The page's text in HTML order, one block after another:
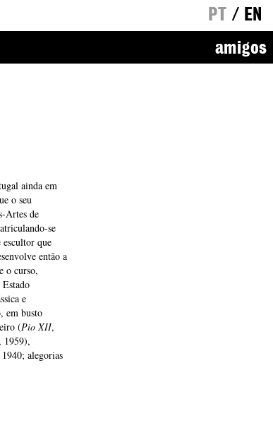
PT / EN
amigos
ainda em
o seu
Artes de
se
que
então a
o curso,
e
em busto
(Pio XII,
1959),
alegorias